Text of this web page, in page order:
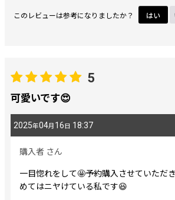
このレビューは参考になりましたか？ はい
5
可愛いです😍
2025年04月 16 日 18:37
購入者 さん
一目惚れをして🤩予約購入させていただ
めてはニヤけている私です😆